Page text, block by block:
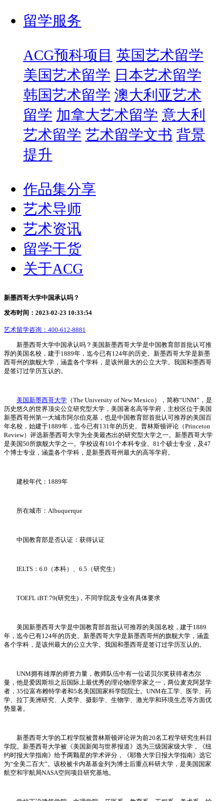
留学服务
ACG预科项目 英国艺术留学
美国艺术留学 日本艺术留学
韩国艺术留学 澳大利亚艺术
留学 加拿大艺术留学 意大利
艺术留学 艺术留学文书 背景
提升
作品集分享
艺术导师
艺术资讯
留学干货
关于ACG
新墨西哥大学中国承认吗？
发布时间：2023-02-23 10:33:54
艺术留学咨询： 400-612-8881
新墨西哥大学中国承认吗？美国新墨西哥大学是中国教育部首批认可推
荐的美国名校，建于1889年，迄今已有124年的历史。新墨西哥大学是新墨
西哥州的旗舰大学，涵盖各个学科，是该州最大的公立大学。我国和墨西哥
是签订过学历互认的。
美国新墨西哥大学 （The University of New Mexico），简称“UNM”，是
历史悠久的世界顶尖公立研究型大学，美国著名高等学府，主校区位于美国
新墨西哥州第一大城市阿尔伯克基，也是中国教育部首批认可推荐的美国百
年名校，始建于1889年，迄今已有131年的历史。普林斯顿评论（Princeton
Review）评选新墨西哥大学为全美最杰出的研究型大学之一。新墨西哥大学
是美国50所旗舰大学之一。学校设有101个本科专业、81个硕士专业，及47
个博士专业，涵盖各个学科，是新墨西哥州最大的高等学府。
建校年代：1889年
所在城市：Albuquerque
中国教育部是否认证：获得认证
IELTS：6.0（本科）、6.5（研究生）
TOEFL iBT:79(研究生)，不同学院及专业有具体要求
美国新墨西哥大学是中国教育部首批认可推荐的美国名校，建于1889
年，迄今已有124年的历史。新墨西哥大学是新墨西哥州的旗舰大学，涵盖
各个学科，是该州最大的公立大学。我国和墨西哥是签订过学历互认的。
UNM拥有雄厚的师资力量，教师队伍中有一位诺贝尔奖获得者杰尔
曼，他是爱因斯坦之后国际上最优秀的理论物理学家之一，两位麦克阿瑟学
者，35位富布赖特学者和5名美国国家科学院院士。UNM在工学、医学、药
学、拉丁美洲研究、人类学、摄影学、生物学、激光学和环境生态等方面优
势显著。
新墨西哥大学的工程学院被普林斯顿评论评为前20名工程学研究生科目
学院。新墨西哥大学被《美国新闻与世界报道》选为三级国家级大学，《纽
约时报大学指南》给予两颗星的学术评分，《耶鲁大学日报大学指南》选它
为“全美二百大”。该校被卡内基基金列为博士后重点科研大学，是美国国家
航空和宇航局NASA空间项目研究基地。